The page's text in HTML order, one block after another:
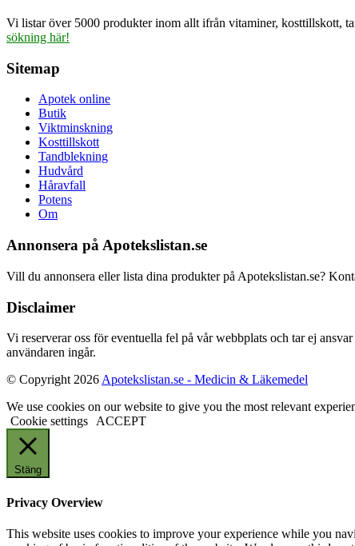
Vi listar över 5000 produkter inom allt ifrån vitaminer, kosttillskott,
sökning här!
Sitemap
Apotek online
Butik
Viktminskning
Kosttillskott
Tandblekning
Hudvård
Håravfall
Potens
Om
Annonsera på Apotekslistan.se
Vill du annonsera eller lista dina produkter på Apotekslistan.se?
Disclaimer
Vi reserverar oss för eventuella fel på vår webbplats och tar ej
användaren ingår.
© Copyright 2026 Apotekslistan.se - Medicin & Läkemedel
We use cookies on our website to give you the most relevant
Cookie settings
ACCEPT
Stäng
Privacy Overview
This website uses cookies to improve your experience while you